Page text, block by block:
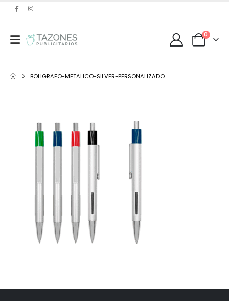
0
BOLIGRAFO-METALICO-SILVER-PERSONALIZADO